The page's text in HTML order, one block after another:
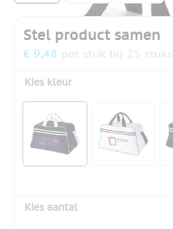
Stel product samen
€ 9,48 per stuk bij 25 stuks
Kies kleur
Kies aantal